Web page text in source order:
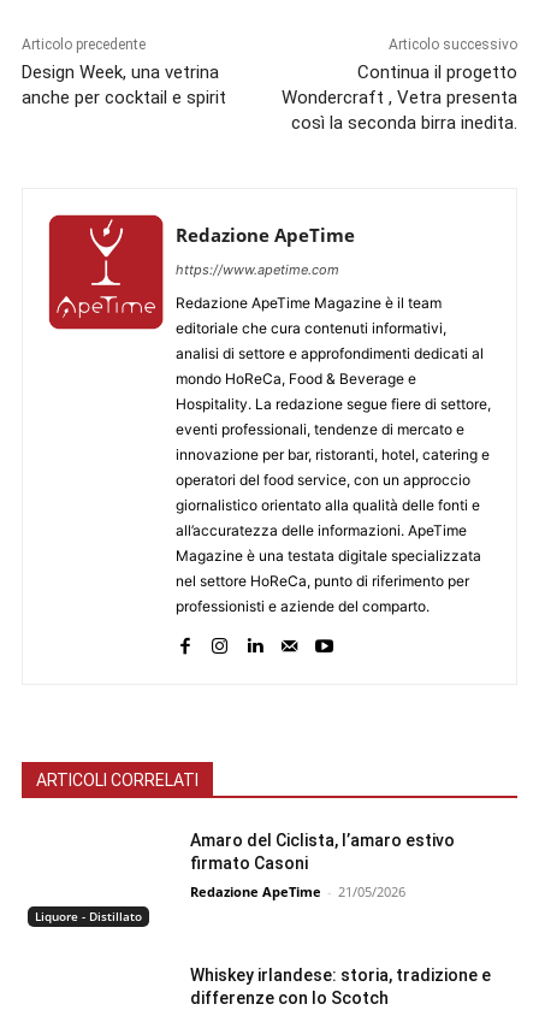
Articolo precedente
Design Week, una vetrina
anche per cocktail e spirit
Articolo successivo
Continua il progetto
Wondercraft , Vetra presenta
così la seconda birra inedita.
Redazione ApeTime
https://www.apetime.com
Redazione ApeTime Magazine è il team
editoriale che cura contenuti informativi,
analisi di settore e approfondimenti dedicati al
mondo HoReCa, Food & Beverage e
Hospitality. La redazione segue fiere di settore,
eventi professionali, tendenze di mercato e
innovazione per bar, ristoranti, hotel, catering e
operatori del food service, con un approccio
giornalistico orientato alla qualità delle fonti e
all’accuratezza delle informazioni. ApeTime
Magazine è una testata digitale specializzata
nel settore HoReCa, punto di riferimento per
professionisti e aziende del comparto.
ARTICOLI CORRELATI
Liquore - Distillato
Amaro del Ciclista, l’amaro estivo
firmato Casoni
Redazione ApeTime - 21/05/2026
Whiskey irlandese: storia, tradizione e
differenze con lo Scotch